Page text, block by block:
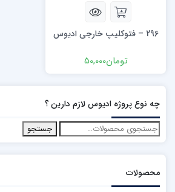
296 – فتوکلیپ خارجی ادیوس
تومان50,000
چه نوع پروژه ادیوس لازم دارین ؟
جستجو
محصولات